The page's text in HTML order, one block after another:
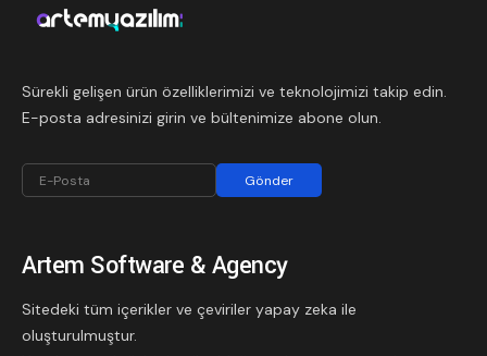
Sürekli gelişen ürün özelliklerimizi ve teknolojimizi takip edin.
E-posta adresinizi girin ve bültenimize abone olun.
Gönder
Artem Software & Agency
Sitedeki tüm içerikler ve çeviriler yapay zeka ile
oluşturulmuştur.